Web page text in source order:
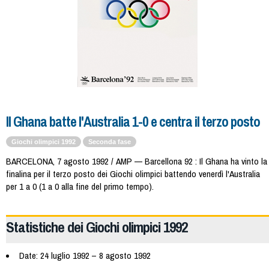
Il Ghana batte l'Australia 1-0 e centra il terzo posto
Giochi olimpici 1992 Seconda fase
BARCELONA, 7 agosto 1992 / AMP — Barcellona 92 : Il Ghana ha vinto la
finalina per il terzo posto dei Giochi olimpici battendo venerdì l'Australia
per 1 a 0 (1 a 0 alla fine del primo tempo).
Statistiche dei Giochi olimpici 1992
Date: 24 luglio 1992 – 8 agosto 1992